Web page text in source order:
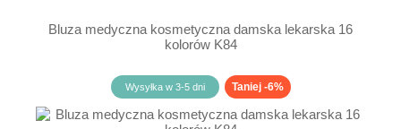
Bluza medyczna kosmetyczna damska lekarska 16
kolorów K84
Wysyłka w 3-5 dni Taniej -6%